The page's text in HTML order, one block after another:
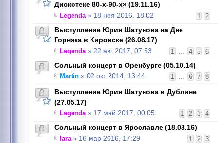
Дискотеке 80-х-90-х» (19.11.16)
1 2
Legenda» 18 ноя 2016, 18:02
Выступление Юрия Шатунова на Дне
Горняка в Кировске (26.08.17)
1 ... 4 5 6
Legenda» 22 авг 2017, 07:53
Сольный концерт в Оренбурге (05.10.14)
1 ... 6 7 8
Martin » 02 окт 2014, 13:44
Выступление Юрия Шатунова в Дублине
(27.05.17)
1 2 3 4
Legenda» 17 май 2017, 00:05
Сольный концерт в Ярославле (18.03.16)
1 2 3
lara» 16 мар 2016, 17:29